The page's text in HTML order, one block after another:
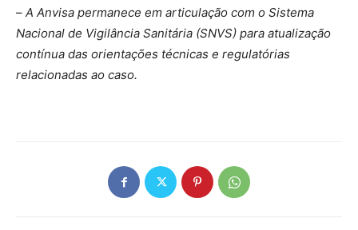
– A Anvisa permanece em articulação com o Sistema
Nacional de Vigilância Sanitária (SNVS) para atualização
contínua das orientações técnicas e regulatórias
relacionadas ao caso.